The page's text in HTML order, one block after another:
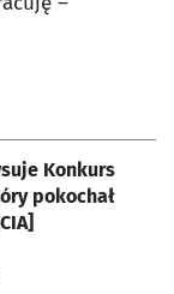
Konkurs
pokochał